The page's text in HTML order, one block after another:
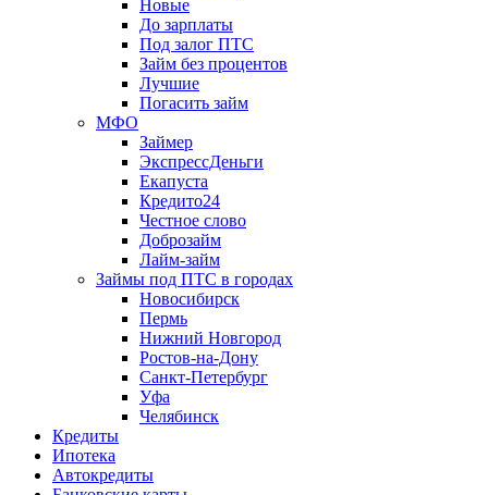
Новые
До зарплаты
Под залог ПТС
Займ без процентов
Лучшие
Погасить займ
МФО
Займер
ЭкспрессДеньги
Екапуста
Кредито24
Честное слово
Доброзайм
Лайм-займ
Займы под ПТС в городах
Новосибирск
Пермь
Нижний Новгород
Ростов-на-Дону
Санкт-Петербург
Уфа
Челябинск
Кредиты
Ипотека
Автокредиты